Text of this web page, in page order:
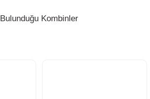
Bulunduğu Kombinler